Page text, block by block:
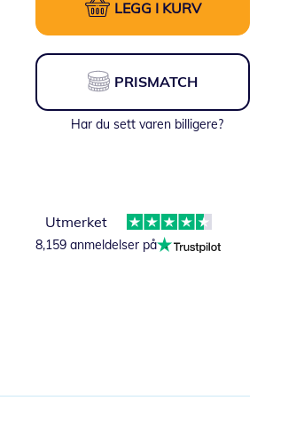
LEGG I KURV
PRISMATCH
Har du sett varen billigere?
Utmerket
8,159 anmeldelser på